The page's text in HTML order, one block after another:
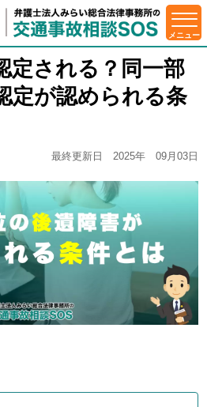
定される？同一部
定が認められる条
最終更新日 2025年 09月03日